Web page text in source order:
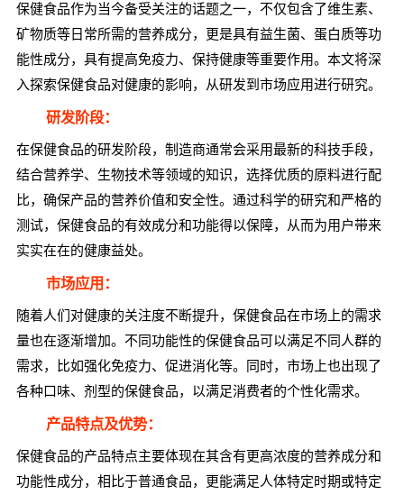
保健食品作为当今备受关注的话题之一，不仅包含了维生素、
矿物质等日常所需的营养成分，更是具有益生菌、蛋白质等功
能性成分，具有提高免疫力、保持健康等重要作用。本文将深
入探索保健食品对健康的影响，从研发到市场应用进行研究。
研发阶段：
在保健食品的研发阶段，制造商通常会采用最新的科技手段，
结合营养学、生物技术等领域的知识，选择优质的原料进行配
比，确保产品的营养价值和安全性。通过科学的研究和严格的
测试，保健食品的有效成分和功能得以保障，从而为用户带来
实实在在的健康益处。
市场应用：
随着人们对健康的关注度不断提升，保健食品在市场上的需求
量也在逐渐增加。不同功能性的保健食品可以满足不同人群的
需求，比如强化免疫力、促进消化等。同时，市场上也出现了
各种口味、剂型的保健食品，以满足消费者的个性化需求。
产品特点及优势：
保健食品的产品特点主要体现在其含有更高浓度的营养成分和
功能性成分，相比于普通食品，更能满足人体特定时期或特定